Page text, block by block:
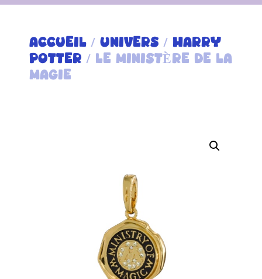
ACCUEIL/ UNIVERS/ HARRY
POTTER / LE MINISTÈRE DE LA
MAGIE